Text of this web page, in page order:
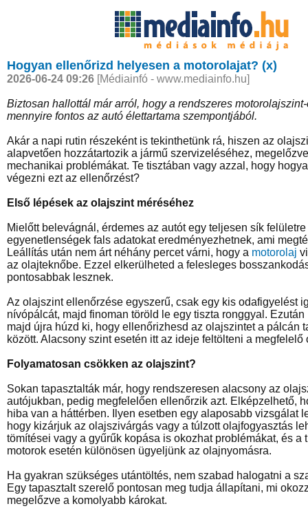
Hogyan ellenőrizd helyesen a motorolajat? (x)
2026-06-24 09:26[Médiainfó - www.mediainfo.hu]
Biztosan hallottál már arról, hogy a rendszeres
mennyire fontos az autó élettartama szempontjából.
Akár a napi rutin részeként is tekinthetünk rá, hiszen az
alapvetően hozzátartozik a jármű szervizeléséhez,
mechanikai problémákat. Te tisztában vagy azzal, hogy
végezni ezt az ellenőrzést?
Első lépések az olajszint méréséhez
Mielőtt belevágnál, érdemes az autót egy teljesen sík
egyenetlenségek fals adatokat eredményezhetnek, ami
Leállítás után nem árt néhány percet várni, hogy a motorolaj
az olajteknőbe. Ezzel elkerülheted a felesleges
pontosabbak lesznek.
Az olajszint ellenőrzése egyszerű, csak egy kis odafigyelést
nívópálcát, majd finoman töröld le egy tiszta ronggyal.
majd újra húzd ki, hogy ellenőrizhesd az olajszintet a pálcán
között. Alacsony szint esetén itt az ideje feltölteni a megfelelő
Folyamatosan csökken az olajszint?
Sokan tapasztalták már, hogy rendszeresen alacsony az
autójukban, pedig megfelelően ellenőrzik azt. Elképzelhető,
hiba van a háttérben. Ilyen esetben egy alaposabb vizsgálat
hogy kizárjuk az olajszivárgás vagy a túlzott olajfogyasztás
tömítései vagy a gyűrűk kopása is okozhat problémákat, és a
motorok esetén különösen ügyeljünk az olajnyomásra.
Ha gyakran szükséges utántöltés, nem szabad halogatni a
Egy tapasztalt szerelő pontosan meg tudja állapítani, mi
megelőzve a komolyabb károkat.